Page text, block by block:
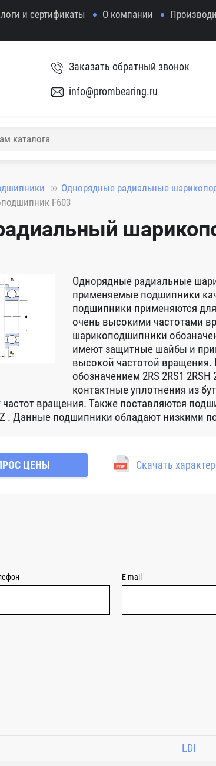
и сертификаты О компании
Заказать обратный звонок
info@prombearing.ru
Однорядные радиальные
F603
Однорядные радиальные
применяемые подшипники
подшипники применяются
очень высокими частотами
шарикоподшипники
имеют защитные шайбы и
высокой частотой
обозначением 2RS 2RS1
контактные уплотнения из
частот вращения. Также поставляются
. Данные подшипники обладают низкими
ЦЕНЫ Скачать
E-mail
LDI